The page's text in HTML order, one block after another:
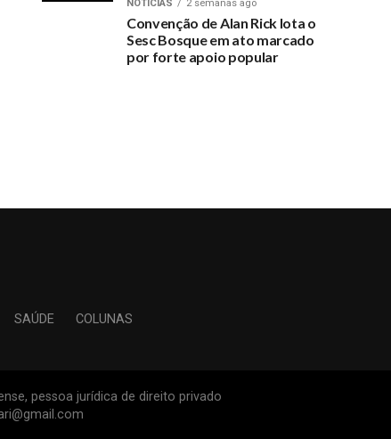
NOTÍCIAS 2 semanas ago
Convenção de Alan Rick lota o
Sesc Bosque em ato marcado
por forte apoio popular
SAÚDE COLUNAS
pessoa jurídica de direito privado